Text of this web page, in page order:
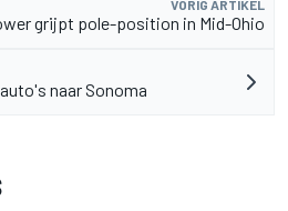
VORIG ARTIKEL
grijpt pole-position in Mid-Ohio
naar Sonoma